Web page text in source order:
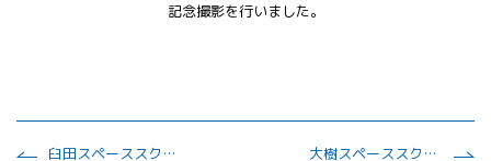
記念撮影を行いました。
臼田スペーススクール2015 大樹スペーススクール2016